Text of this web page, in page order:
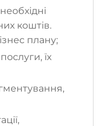
коштів.
плану;
їх